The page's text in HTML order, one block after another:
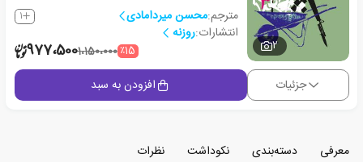
2
مترجم:محسن میردامادی 1
انتشارات:روزنه
٪151،150،000977،500
جزئیات افزودن به سبد
معرفی دسته‌بندی نکوداشت
نظرات